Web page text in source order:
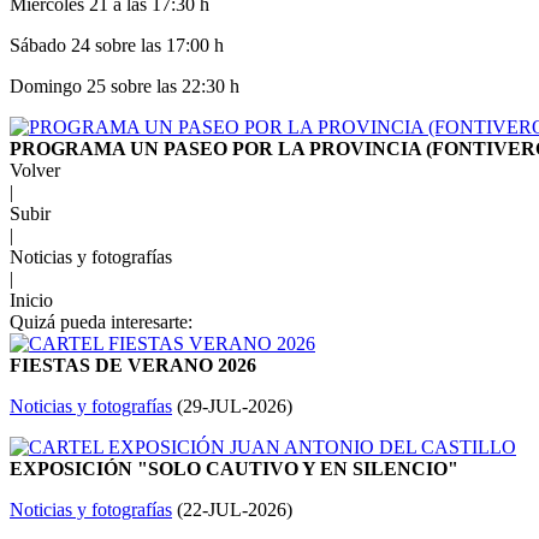
Miércoles 21 a las 17:30 h
Sábado 24 sobre las 17:00 h
Domingo 25 sobre las 22:30 h
PROGRAMA UN PASEO POR LA PROVINCIA
Volver
|
Subir
|
Noticias y fotografías
|
Inicio
Quizá pueda interesarte:
FIESTAS DE VERANO 2026
Noticias y fotografías (29-JUL-2026)
EXPOSICIÓN "SOLO CAUTIVO Y EN SILENCIO"
Noticias y fotografías (22-JUL-2026)